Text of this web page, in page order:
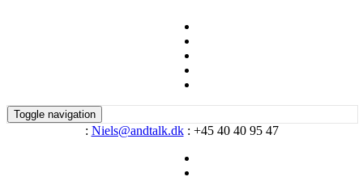
Toggle navigation
: Niels@andtalk.dk : +45 40 40 95 47